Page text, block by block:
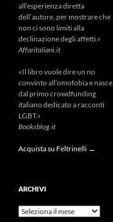
all’esperienza diretta
dell’autore, per mostrare che
non ci sono limiti alla
declinazione degli affetti.»
Affaritaliani.it
«Il libro vuole dire un no
convinto all’omofobia e nasce
dal primo crowdfunding
italiano dedicato a racconti
LGBT.»
Booksblog.it
Acquista su Feltrinelli →
ARCHIVI
Archivi